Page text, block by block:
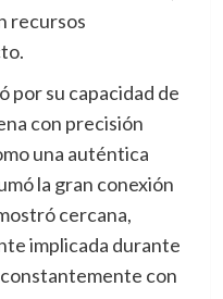
recursos
por su capacidad de
con precisión
una auténtica
la gran conexión
cercana,
implicada durante
con